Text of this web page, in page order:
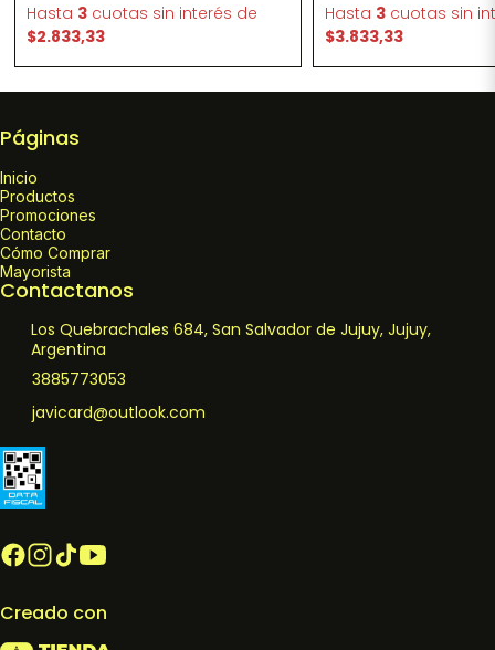
Hasta 3cuotas sin interés de
$2.833,33
Hasta 3 cuotas sin
$3.833,33
Páginas
Inicio
Productos
Promociones
Contacto
Cómo Comprar
Mayorista
Contactanos
Los Quebrachales 684, San Salvador de Jujuy, Jujuy,
Argentina
3885773053
javicard@outlook.com
Creado con